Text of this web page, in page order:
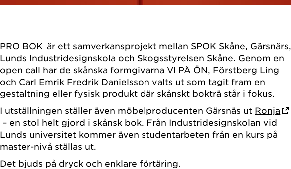
PRO BOK är ett samverkansprojekt mellan SPOK Skåne, Gärsnärs,
Lunds Industridesignskola och Skogsstyrelsen Skåne. Genom en
open call har de skånska formgivarna VI PÅ ÖN, Förstberg Ling
och Carl Emrik Fredrik Danielsson valts ut som tagit fram en
gestaltning eller fysisk produkt där skånskt bokträ står i fokus.
I utställningen ställer även möbelproducenten Gärsnäs ut Ronja
– en stol helt gjord i skånsk bok. Från Industridesignskolan vid
Lunds universitet kommer även studentarbeten från en kurs på
master-nivå ställas ut.
Det bjuds på dryck och enklare förtäring.